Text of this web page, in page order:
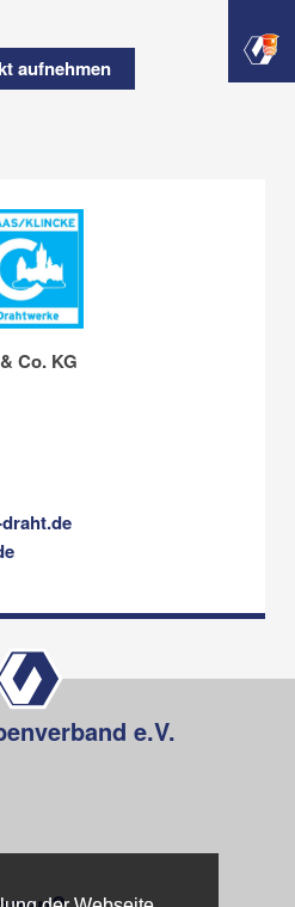
aufnehmen
Co. KG
e.V.